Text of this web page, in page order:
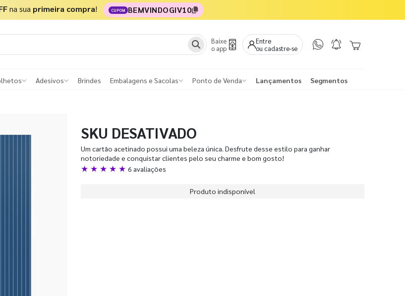
na sua primeira compra! CUPOM BEMVINDOGIV10
Baixe
o app
Entre
ou cadastre-se
Adesivos Brindes Embalagens e Sacolas Ponto de Venda Lançamentos Segmentos
SKU DESATIVADO
Um cartão acetinado possui uma beleza única. Desfrute desse estilo para ganhar
notoriedade e conquistar clientes pelo seu charme e bom gosto!
★ ★ ★ ★ ★ 6 avaliações
Produto indisponível